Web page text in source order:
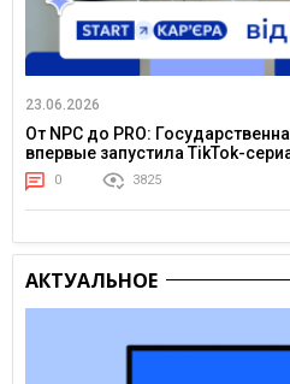
23.06.2026
От NPC до PRO:
впервые запустила TikTok-
0 3825
АКТУАЛЬНОЕ